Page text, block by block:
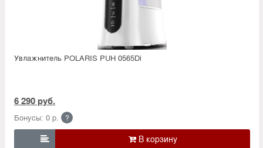
Увлажнитель POLARIS PUH 0565Di
6 290 руб.
Бонусы: 0 р. ?
